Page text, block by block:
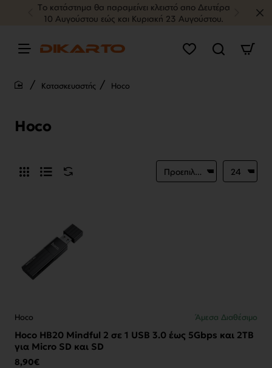
Tο κατάστημα θα παραμείνει κλειστό απο Δευτέρα
10 Αυγούστου εώς και Κυριακή 23 Αυγούστου.
Hoco
Κατασκευαστής Hoco
Hoco Άμεσα Διαθέσιμο
Hoco HB20 Mindful 2 σε 1 USB 3.0 έως 5Gbps και 2TB
για Micro SD και SD
8,90€